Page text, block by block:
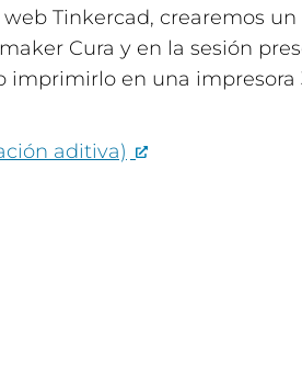
Tinkercad, crearemos un
Cura y en la sesión
imprimirlo en una impresora
aditiva)